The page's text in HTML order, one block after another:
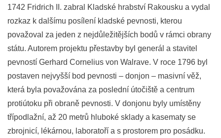
1742 Fridrich II. zabral Kladské hrabství Rakousku a vydal
rozkaz k dalšímu posílení kladské pevnosti, kterou
považoval za jeden z nejdůležitějších bodů v rámci obrany
státu. Autorem projektu přestavby byl generál a stavitel
pevností Gerhard Cornelius von Walrave. V roce 1796 byl
postaven nejvyšší bod pevnosti – donjon – masivní věž,
která byla považována za poslední útočiště a centrum
protiútoku při obraně pevnosti. V donjonu byly umístěny
třípodlažní, až 20 metrů hluboké sklady a kasematy se
zbrojnicí, lékárnou, laboratoří a s prostorem pro posádku.